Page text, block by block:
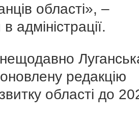
області», –
адміністрації.
оновлену редакцію
області до